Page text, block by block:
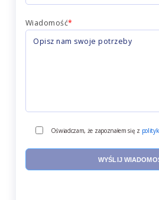
Wiadomość*
Oświadczam, że zapoznałem się z